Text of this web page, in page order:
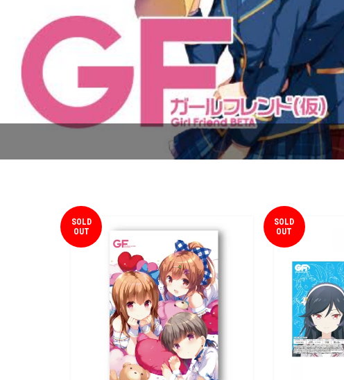
SOLD
OUT
SOLD
OUT